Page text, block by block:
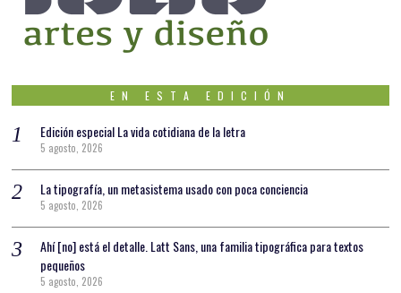
EN ESTA EDICIÓN
Edición especial La vida cotidiana de la letra
5 agosto, 2026
La tipografía, un metasistema usado con poca conciencia
5 agosto, 2026
Ahí [no] está el detalle. Latt Sans, una familia tipográfica para textos
pequeños
5 agosto, 2026